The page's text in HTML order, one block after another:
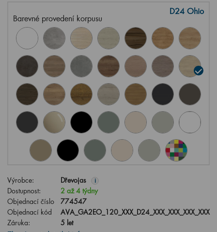
Barevné provedení korpusu
D24 Ohio
Výrobce: Dřevojas i
Dostupnost:
2 až 4 týdny
Objednací číslo
774547
Objednací kód
AVA_GA2EO_120_XXX_D24_XXX_XXX_XXX_XXX
Záruka:
5 let